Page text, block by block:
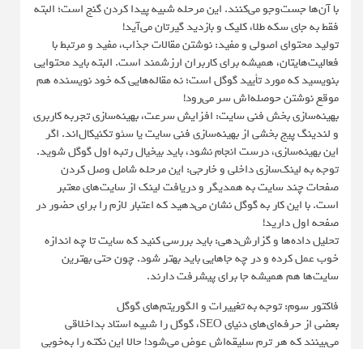
با آن‌ها جست‌وجو می‌کنند. این مرحله شبیه پیدا کردن گنج است؛ البته
فقط به جای سکه طلا، کلیک و بازدید گیرتان می‌آید!
تولید محتوای اصولی و مفید: نوشتن مقالات جذاب، مفید و مرتبط با
فعالیت‌هایتان، همیشه برای کاربران ارزشمند است. البته باید محتوایی
بنویسید که مورد تأیید گوگل است؛ نه مقاله‌هایی که خود نویسنده هم
موقع نوشتن حوصله‌اش سر می‌رود!
بهینه‌سازی بخش فنی سایت: افزایش سرعت، بهینه‌سازی تجربه کاربری
و لندینگ پیج بخشی از بهینه‌سازی فنی سایت یا سئو تکنیکال‌اند. اگر
این بهینه‌سازی، درست انجام نشود، باید بیخیال رتبه اول گوگل شوید.
توجه به لینک‌سازی داخلی و خارجی: این مرحله شامل وصل کردن
صفحات چند سایت به همدیگر و دریافت لینک از سایت‌های معتبر
است. با این کار به گوگل نشان می‌دهید که اعتبار لازم را برای حضور در
صفحه اول دارید!
تحلیل داده‌ها و گزارش‌دهی: باید بررسی کنید که سایت تا چه اندازه
خوب عمل کرده و در چه جاهایی باید بهتر شود. چون حتی بهترین
سایت‌ها هم همیشه جا برای پیشرفت دارند.
فاکتور سوم: توجه به تغییرات و الگوریتم‌های گوگل
بعضی از حرفه‌ای‌های دنیای SEO، گوگل را شبیه استاد بداخلاقی
می‌بینند که هر ترم سلیقه‌اش عوض می‌شود! حالا این نکته را به‌خوبی